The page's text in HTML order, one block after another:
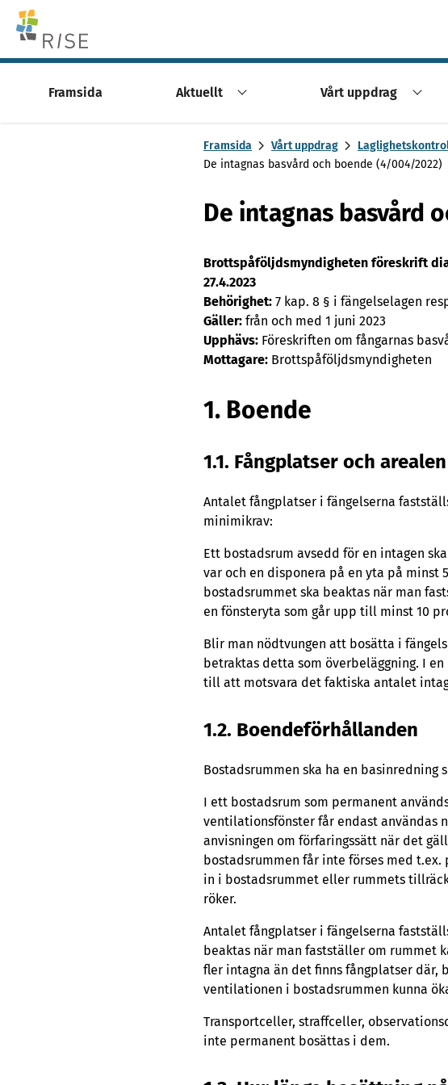
Skip to content -saavutettavuusohje
Framsida Aktuellt Vårt uppdrag
Framsida Vårt uppdrag
De intagnas basvård och boende (4/004/2022)
De intagnas basvård
Brottspåföljdsmyndigheten föreskrift
27.4.2023
Behörighet: 7 kap. 8 § i fängelselagen
Gäller: från och med 1 juni 2023
Upphävs: Föreskriften om fångarnas
Mottagare: Brottspåföljdsmyndigheten
1. Boende
1.1. Fångplatser och
Antalet fångplatser i fängelserna
minimikrav:
Ett bostadsrum avsedd för en intagen
var och en disponera på en yta på minst
bostadsrummet ska beaktas när man
en fönsteryta som går upp till minst 10
Blir man nödtvungen att bosätta i
betraktas detta som överbeläggning. I
till att motsvara det faktiska antalet
1.2. Boendeförhållanden
Bostadsrummen ska ha en
I ett bostadsrum som permanent
ventilationsfönster får endast användas
anvisningen om förfaringssätt när det
bostadsrummen får inte förses med
in i bostadsrummet eller rummets
röker.
Antalet fångplatser i fängelserna
beaktas när man fastställer om rummet
fler intagna än det finns fångplatser där,
ventilationen i bostadsrummen kunna
Transportceller, straffceller,
inte permanent bosättas i dem.